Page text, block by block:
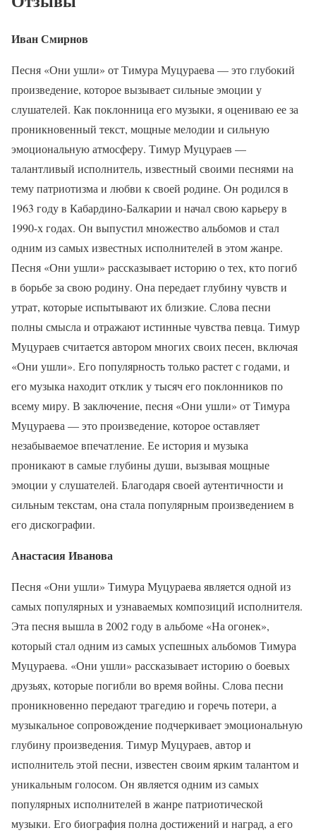
Иван Смирнов
Песня «Они ушли» от Тимура Муцураева — это глубокий
произведение, которое вызывает сильные эмоции у
слушателей. Как поклонница его музыки, я оцениваю ее за
проникновенный текст, мощные мелодии и сильную
эмоциональную атмосферу. Тимур Муцураев —
талантливый исполнитель, известный своими песнями на
тему патриотизма и любви к своей родине. Он родился в
1963 году в Кабардино-Балкарии и начал свою карьеру в
1990-х годах. Он выпустил множество альбомов и стал
одним из самых известных исполнителей в этом жанре.
Песня «Они ушли» рассказывает историю о тех, кто погиб
в борьбе за свою родину. Она передает глубину чувств и
утрат, которые испытывают их близкие. Слова песни
полны смысла и отражают истинные чувства певца. Тимур
Муцураев считается автором многих своих песен, включая
«Они ушли». Его популярность только растет с годами, и
его музыка находит отклик у тысяч его поклонников по
всему миру. В заключение, песня «Они ушли» от Тимура
Муцураева — это произведение, которое оставляет
незабываемое впечатление. Ее история и музыка
проникают в самые глубины души, вызывая мощные
эмоции у слушателей. Благодаря своей аутентичности и
сильным текстам, она стала популярным произведением в
его дискографии.
Анастасия Иванова
Песня «Они ушли» Тимура Муцураева является одной из
самых популярных и узнаваемых композиций исполнителя.
Эта песня вышла в 2002 году в альбоме «На огонек»,
который стал одним из самых успешных альбомов Тимура
Муцураева. «Они ушли» рассказывает историю о боевых
друзьях, которые погибли во время войны. Слова песни
проникновенно передают трагедию и горечь потери, а
музыкальное сопровождение подчеркивает эмоциональную
глубину произведения. Тимур Муцураев, автор и
исполнитель этой песни, известен своим ярким талантом и
уникальным голосом. Он является одним из самых
популярных исполнителей в жанре патриотической
музыки. Его биография полна достижений и наград, а его